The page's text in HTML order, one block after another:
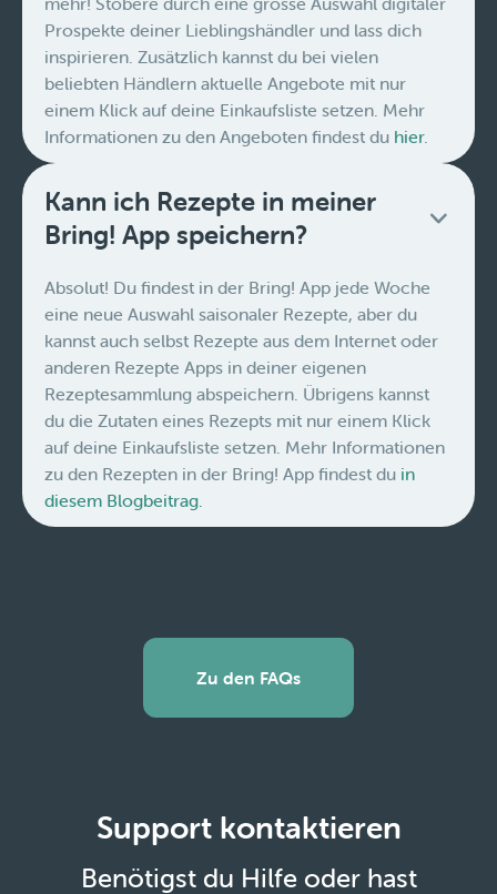
Prospekte deiner Lieblingshändler und lass dich
inspirieren. Zusätzlich kannst du bei vielen
beliebten Händlern aktuelle Angebote mit nur
einem Klick auf deine Einkaufsliste setzen. Mehr
Informationen zu den Angeboten findest du hier.
Kann ich Rezepte in meiner
Bring! App speichern?
Absolut! Du findest in der Bring! App jede Woche
eine neue Auswahl saisonaler Rezepte, aber du
kannst auch selbst Rezepte aus dem Internet oder
anderen Rezepte Apps in deiner eigenen
Rezeptesammlung abspeichern. Übrigens kannst
du die Zutaten eines Rezepts mit nur einem Klick
auf deine Einkaufsliste setzen. Mehr Informationen
zu den Rezepten in der Bring! App findest du in
diesem Blogbeitrag.
Zu den FAQs
Support kontaktieren
Benötigst du Hilfe oder hast